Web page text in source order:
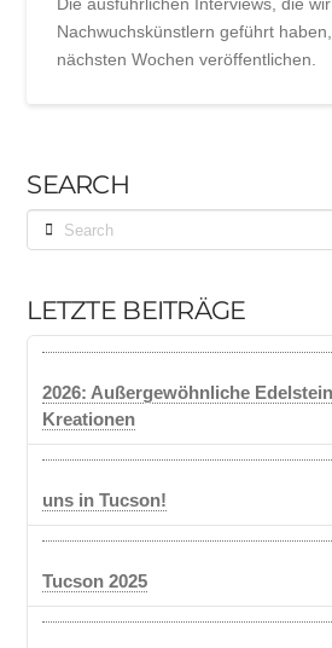
Nachwuchskünstlern geführt
nächsten Wochen veröffentlichen.
SEARCH
Search
LETZTE BEITRÄGE
2026: Außergewöhnliche
Kreationen
uns in Tucson!
Tucson 2025